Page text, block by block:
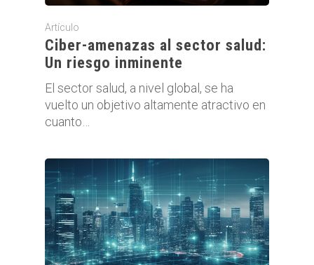
Artículo
Ciber-amenazas al sector salud:
Un riesgo inminente
El sector salud, a nivel global, se ha
vuelto un objetivo altamente atractivo en
cuanto…